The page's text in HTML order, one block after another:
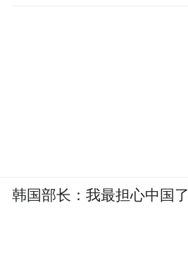
韩国部长：我最担心中国了